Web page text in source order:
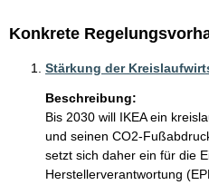
Konkrete
Stärkung der
Beschreibung:
Bis 2030 will IKEA ein
und seinen CO2-
setzt sich daher ein für die
Herstellerverantwortung